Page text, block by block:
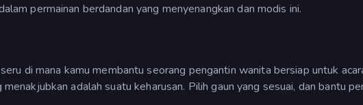
permainan berdandan yang menyenangkan dan modis ini.
di mana kamu membantu seorang pengantin wanita bersiap untuk
adalah suatu keharusan. Pilih gaun yang sesuai, dan bantu